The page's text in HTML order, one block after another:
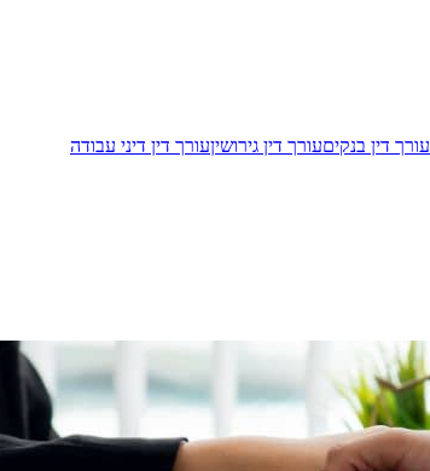
עורך דין בנקיםעורך דין גירושיןעורך דין דיני עבודה